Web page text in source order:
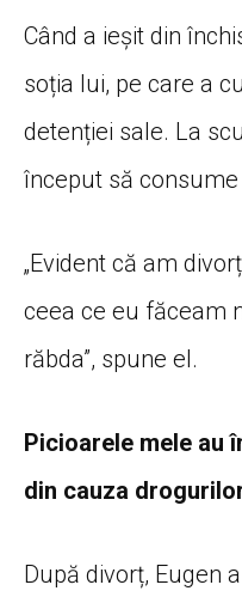
Când a ieșit din
soția lui, pe care a
detenției sale. La
început să
„Evident că am
ceea ce eu făceam
răbda”, spune el.
Picioarele mele au
din cauza
După divorț, Eugen